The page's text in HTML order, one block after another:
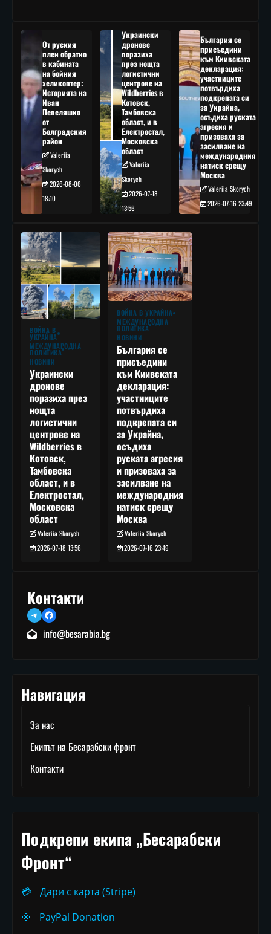
От руския
плен обратно
в кабината
на бойния
хеликоптер:
Историята на
Иван
Пепеляшко
от
Болградския
район
Valeriia
Skorych
2026-08-06
18:10
Украински
дронове
поразиха
през нощта
логистични
центрове на
Wildberries в
Котовск,
Тамбовска
област, и в
Електростал,
Московска
област
Valeriia
Skorych
2026-07-18
13:56
България се
присъедини
към Киивската
декларация:
участниците
потвърдиха
подкрепата си
за Украйна,
осъдиха руската
агресия и
призоваха за
засилване на
международния
натиск срещу
Москва
Valeriia Skorych
2026-07-16 23:49
ВОЙНА В
УКРАЙНА
МЕЖДУНАРОДНА
ПОЛИТИКА
НОВИНИ
Украински
дронове
поразиха през
нощта
логистични
центрове на
Wildberries в
Котовск,
Тамбовска
област, и в
Електростал,
Московска
област
Valeriia Skorych
2026-07-18 13:56
ВОЙНА В УКРАЙНА
МЕЖДУНАРОДНА
ПОЛИТИКА
НОВИНИ
България се
присъедини
към Киивската
декларация:
участниците
потвърдиха
подкрепата си
за Украйна,
осъдиха
руската агресия
и призоваха за
засилване на
международния
натиск срещу
Москва
Valeriia Skorych
2026-07-16 23:49
Контакти
TelegramFacebook
info@besarabia.bg
Навигация
За нас
Екипът на Бесарабски фронт
Контакти
Подкрепи екипа „Бесарабски
Фронт“
💳
Дари с карта (Stripe)
💠
PayPal Donation